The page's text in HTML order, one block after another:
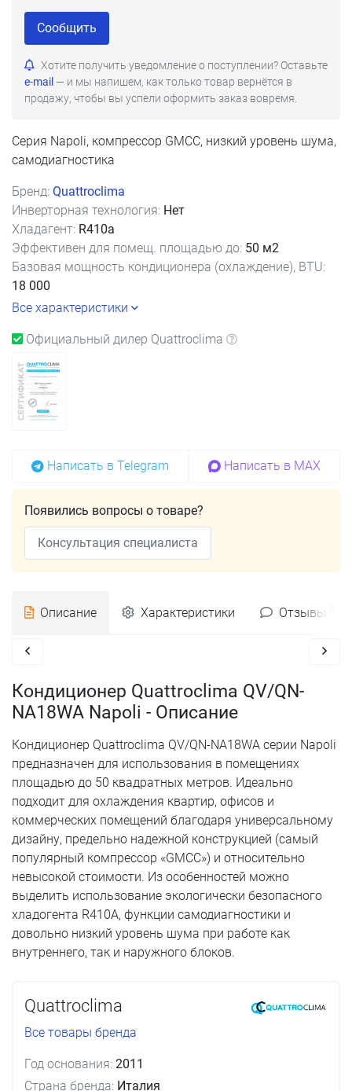
Сообщить
Хотите получить уведомление о поступлении? Оставьте
e-mail — и мы напишем, как только товар вернётся в
продажу, чтобы вы успели оформить заказ вовремя.
Серия Napoli, компрессор GMCC, низкий уровень шума,
самодиагностика
Бренд: Quattroclima
Инверторная технология: Нет
Хладагент: R410a
Эффективен для помещ. площадью до: 50 м2
Базовая мощность кондиционера (охлаждение), BTU:
18 000
Все характеристики
Официальный дилер Quattroclima
Написать в Telegram Написать в MAX
Появились вопросы о товаре?
Консультация специалиста
Описание Характеристики Отзывы
Кондиционер Quattroclima QV/QN-
NA18WA Napoli - Описание
Кондиционер Quattroclima QV/QN-NA18WA серии Napoli
предназначен для использования в помещениях
площадью до 50 квадратных метров. Идеально
подходит для охлаждения квартир, офисов и
коммерческих помещений благодаря универсальному
дизайну, предельно надежной конструкцией (самый
популярный компрессор «GMCC») и относительно
невысокой стоимости. Из особенностей можно
выделить использование экологически безопасного
хладогента R410A, функции самодиагностики и
довольно низкий уровень шума при работе как
внутреннего, так и наружного блоков.
Quattroclima
Все товары бренда
Год основания: 2011
Страна бренда: Италия